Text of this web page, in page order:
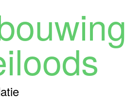
Historie
Contact